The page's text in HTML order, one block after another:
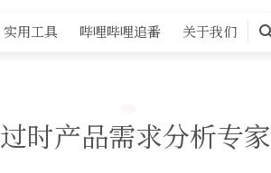
实用工具 哔哩哔哩追番 关于我们 搜
过时产品需求分析专家